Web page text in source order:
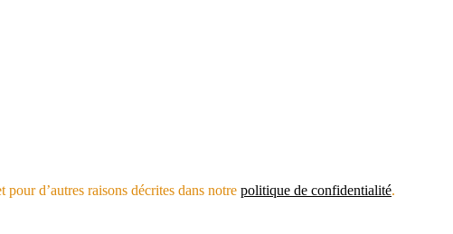
d’autres raisons décrites dans notre politique de confidentialité.